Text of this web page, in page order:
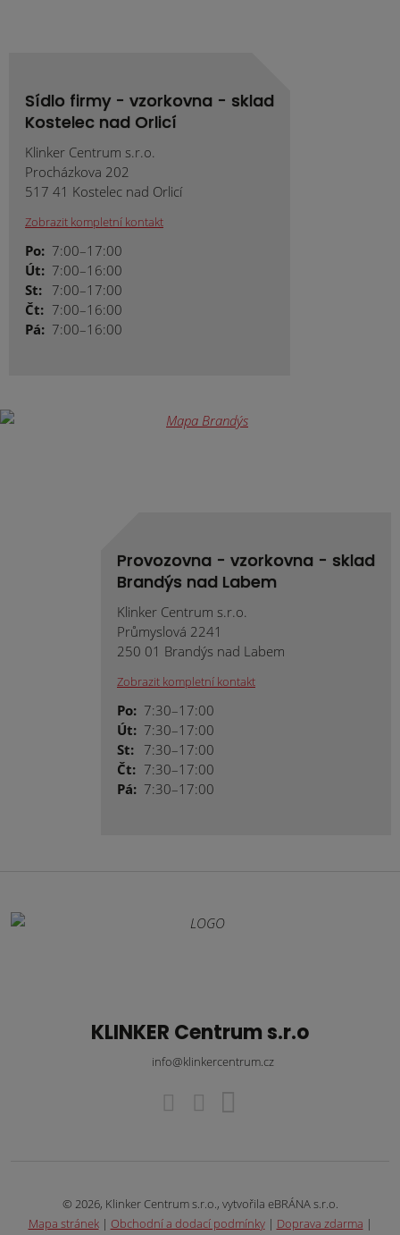
Sídlo firmy - vzorkovna - sklad
Kostelec nad Orlicí
Klinker Centrum s.r.o.
Procházkova 202
517 41 Kostelec nad Orlicí
Zobrazit kompletní kontakt
Po: 7:00–17:00
Út: 7:00–16:00
St: 7:00–17:00
Čt: 7:00–16:00
Pá: 7:00–16:00
Provozovna - vzorkovna - sklad
Brandýs nad Labem
Klinker Centrum s.r.o.
Průmyslová 2241
250 01 Brandýs nad Labem
Zobrazit kompletní kontakt
Po: 7:30–17:00
Út: 7:30–17:00
St: 7:30–17:00
Čt: 7:30–17:00
Pá: 7:30–17:00
KLINKER Centrum s.r.o
info@klinkercentrum.cz
© 2026, Klinker Centrum s.r.o., vytvořila eBRÁNA s.r.o.
Mapa stránek| Obchodní a dodací podmínky| Doprava zdarma |